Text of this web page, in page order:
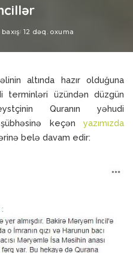
12 dəq. oxuma
altında hazır olduğuna
terminləri üzündən düzgün
Quranın yəhudi
şübhəsinə keçən yazımızda
belə davam edir: